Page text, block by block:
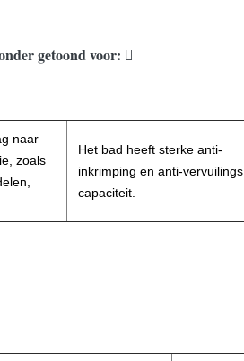
getoond voor: 
naar
zoals
Het bad heeft sterke anti-
inkrimping en anti-vervuilings
capaciteit.